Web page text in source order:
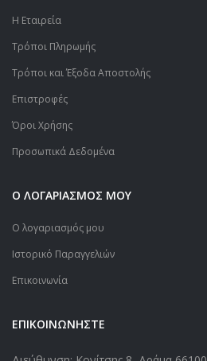
Η Εταιρεία
Τρόποι Πληρωμής
Τρόποι και Έξοδα Αποστολής
Επιστροφές
Όροι Χρήσης
Προσωπικά Δεδομένα
Ο ΛΟΓΑΡΙΑΣΜΟΣ ΜΟΥ
Ο λογαριασμός μου
Ιστορικό Παραγγελιών
Επικοινωνία
ΕΠΙΚΟΙΝΩΝΗΣΤΕ